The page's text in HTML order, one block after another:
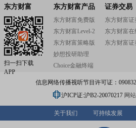
东方财富
扫一扫下载
APP
东方财富产品
东方财富免费版
东方财富Level-2
东方财富策略版
妙想投研助理
Choice金融终端
证券交易
东方财富证
东方财富在
东方财富证
信息网络传播视听节目许可证：
沪ICP证:沪B2-20070217 网
关于我们 可持续发展